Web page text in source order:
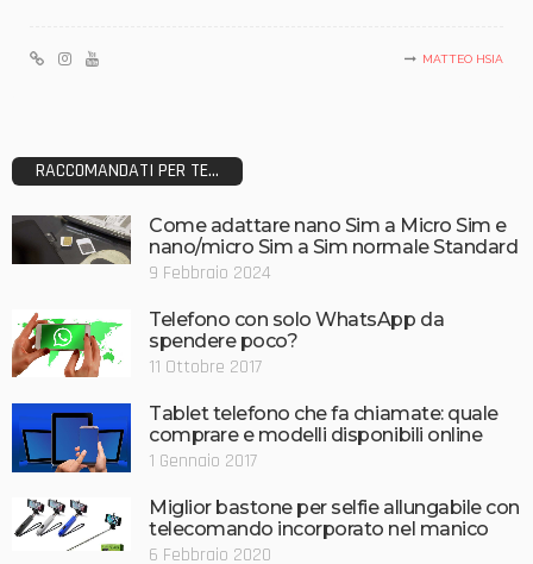
MATTEO HSIA
RACCOMANDATI PER TE...
Come adattare nano Sim a Micro Sim e
nano/micro Sim a Sim normale Standard
9 Febbraio 2024
Telefono con solo WhatsApp da
spendere poco?
11 Ottobre 2017
Tablet telefono che fa chiamate: quale
comprare e modelli disponibili online
1 Gennaio 2017
Miglior bastone per selfie allungabile con
telecomando incorporato nel manico
6 Febbraio 2020